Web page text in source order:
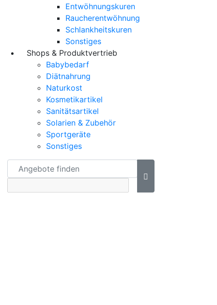
Entwöhnungskuren
Raucherentwöhnung
Schlankheitskuren
Sonstiges
Shops & Produktvertrieb
Babybedarf
Diätnahrung
Naturkost
Kosmetikartikel
Sanitätsartikel
Solarien & Zubehör
Sportgeräte
Sonstiges